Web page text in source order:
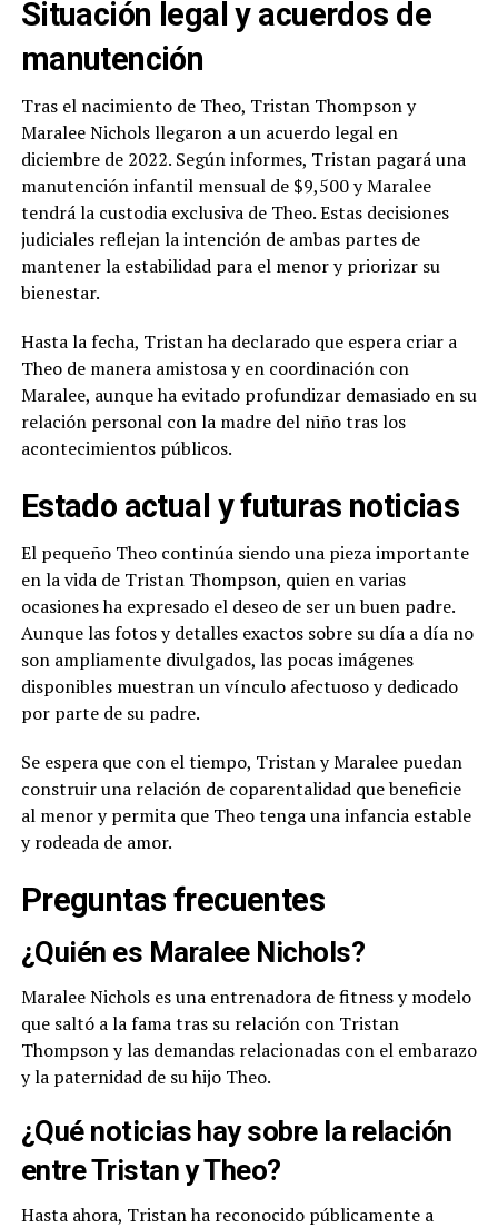
Situación legal y acuerdos de
manutención
Tras el nacimiento de Theo, Tristan Thompson y
Maralee Nichols llegaron a un acuerdo legal en
diciembre de 2022. Según informes, Tristan pagará una
manutención infantil mensual de $9,500 y Maralee
tendrá la custodia exclusiva de Theo. Estas decisiones
judiciales reflejan la intención de ambas partes de
mantener la estabilidad para el menor y priorizar su
bienestar.
Hasta la fecha, Tristan ha declarado que espera criar a
Theo de manera amistosa y en coordinación con
Maralee, aunque ha evitado profundizar demasiado en su
relación personal con la madre del niño tras los
acontecimientos públicos.
Estado actual y futuras noticias
El pequeño Theo continúa siendo una pieza importante
en la vida de Tristan Thompson, quien en varias
ocasiones ha expresado el deseo de ser un buen padre.
Aunque las fotos y detalles exactos sobre su día a día no
son ampliamente divulgados, las pocas imágenes
disponibles muestran un vínculo afectuoso y dedicado
por parte de su padre.
Se espera que con el tiempo, Tristan y Maralee puedan
construir una relación de coparentalidad que beneficie
al menor y permita que Theo tenga una infancia estable
y rodeada de amor.
Preguntas frecuentes
¿Quién es Maralee Nichols?
Maralee Nichols es una entrenadora de fitness y modelo
que saltó a la fama tras su relación con Tristan
Thompson y las demandas relacionadas con el embarazo
y la paternidad de su hijo Theo.
¿Qué noticias hay sobre la relación
entre Tristan y Theo?
Hasta ahora, Tristan ha reconocido públicamente a